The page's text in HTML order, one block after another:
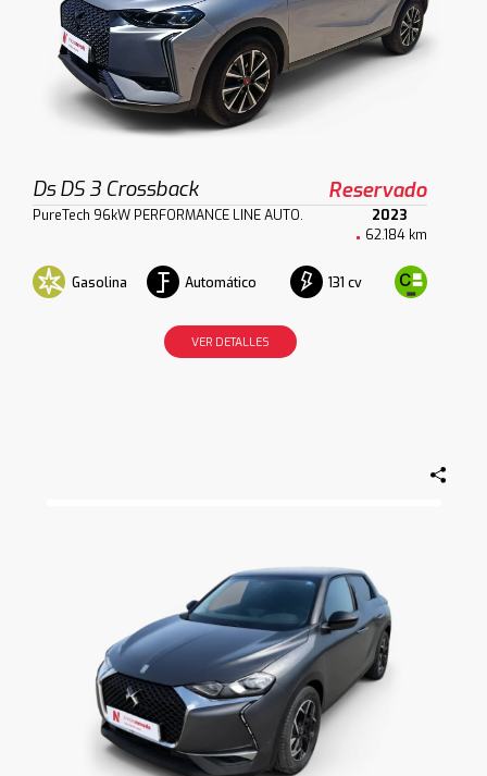
Ds DS 3 Crossback Reservado
PureTech 96kW PERFORMANCE LINE AUTO.
2023
62.184 km
Gasolina Automático 131 cv
VER DETALLES